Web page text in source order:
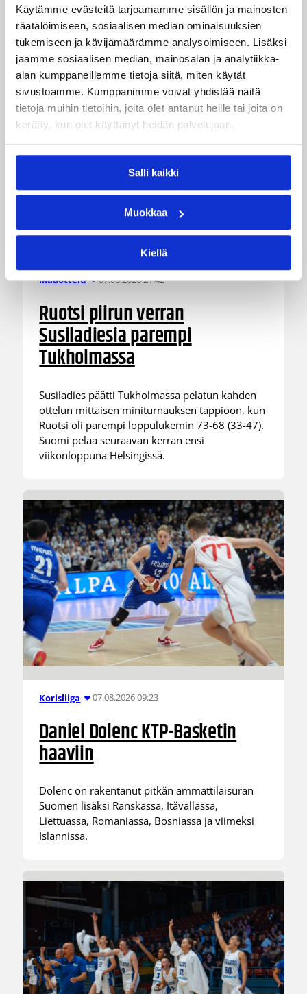
Käytämme evästeitä tarjoamamme sisällön ja mainosten
räätälöimiseen, sosiaalisen median ominaisuuksien
tukemiseen ja kävijämäärämme analysoimiseen. Lisäksi
jaamme sosiaalisen median, mainosalan ja analytiikka-
alan kumppaneillemme tietoja siitä, miten käytät
sivustoamme. Kumppanimme voivat yhdistää näitä
tietoja muihin tietoihin, joita olet antanut heille tai joita on
kerätty, kun olet käyttänyt heidän palvelujaan.
Salli kaikki
Muokkaa
Kiellä
Suomi kohtaa huomenna Ruotsin klo 19.30
Suomen aikaa.
Maaottelu 07.08.2026 21:42
Ruotsi piirun verran
Susiladiesia parempi
Tukholmassa
Susiladies päätti Tukholmassa pelatun kahden
ottelun mittaisen miniturnauksen tappioon, kun
Ruotsi oli parempi loppulukemin 73-68 (33-47).
Suomi pelaa seuraavan kerran ensi
viikonloppuna Helsingissä.
Korisliiga 07.08.2026 09:23
Daniel Dolenc KTP-Basketin
haaviin
Dolenc on rakentanut pitkän ammattilaisuran
Suomen lisäksi Ranskassa, Itävallassa,
Liettuassa, Romaniassa, Bosniassa ja viimeksi
Islannissa.